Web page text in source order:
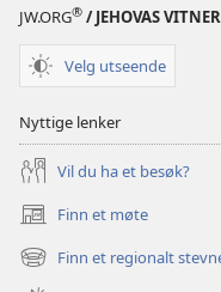
JW.ORG® / JEHOVAS
Velg utseende
Nyttige lenker
Vil du ha et besøk?
Finn et møte
(åpner
nytt
vindu)
Finn et regionalt
(åpner